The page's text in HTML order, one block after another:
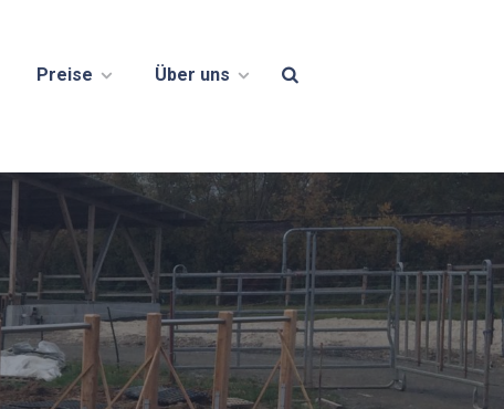
Preise Über uns